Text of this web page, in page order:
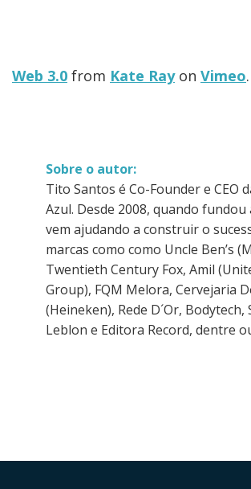
Web 3.0 from Kate Rayon Vimeo.
Sobre o autor:
Tito Santos é Co-Founder e CEO
Azul. Desde 2008, quando fundou
vem ajudando a construir o
marcas como como Uncle Ben’s
Twentieth Century Fox, Amil
Group), FQM Melora, Cervejaria
(Heineken), Rede D´Or,
Leblon e Editora Record, dentre